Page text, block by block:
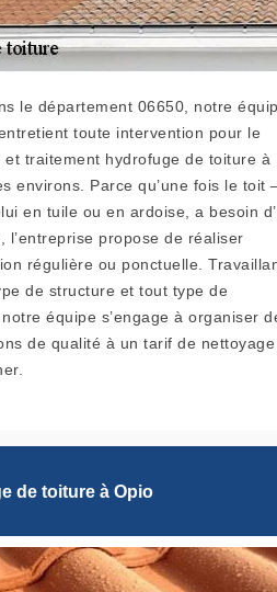
le département 06650, notre
toute intervention pour le
et traitement hydrofuge de toiture à
environs. Parce qu’une fois le toit
en tuile ou en ardoise, a besoin
l’entreprise propose de réaliser
régulière ou ponctuelle.
de structure et tout type de
équipe s’engage à organiser
de qualité à un tarif de nettoyage
de toiture à Opio